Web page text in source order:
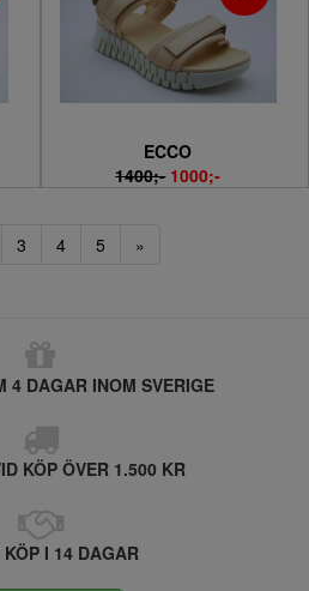
ECCO
1400;- 1000;-
3 4 5 »
4 DAGAR INOM SVERIGE
KÖP ÖVER 1.500 KR
KÖP I 14 DAGAR